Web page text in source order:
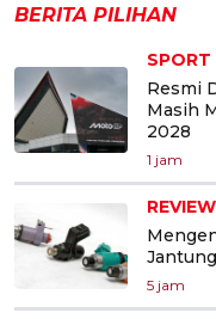
BERITA PILIHAN
SPORT
Resmi
Masih
2028
1 jam
REVIEW
5 jam